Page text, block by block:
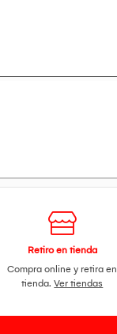
libre.
Retiro en tienda
Compra online y retira en
tienda.Ver tiendas